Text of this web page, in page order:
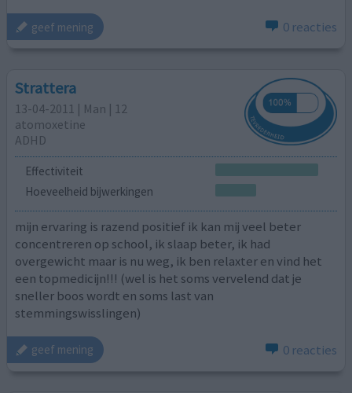
geef mening 0 reacties
Strattera
13-04-2011 | Man | 12
atomoxetine
ADHD
Effectiviteit
Hoeveelheid bijwerkingen
mijn ervaring is razend positief ik kan mij veel beter
concentreren op school, ik slaap beter, ik had
overgewicht maar is nu weg, ik ben relaxter en vind het
een topmedicijn!!! (wel is het soms vervelend dat je
sneller boos wordt en soms last van
stemmingswisslingen)
geef mening 0 reacties